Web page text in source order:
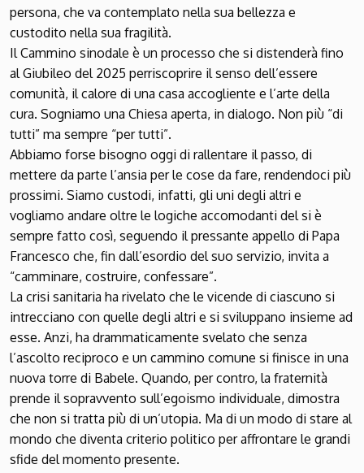
persona, che va contemplato nella sua bellezza e
custodito nella sua fragilità.
Il Cammino sinodale è un processo che si distenderà fino
al Giubileo del 2025 perriscoprire il senso dell’essere
comunità, il calore di una casa accogliente e l’arte della
cura. Sogniamo una Chiesa aperta, in dialogo. Non più “di
tutti” ma sempre “per tutti”.
Abbiamo forse bisogno oggi di rallentare il passo, di
mettere da parte l’ansia per le cose da fare, rendendoci più
prossimi. Siamo custodi, infatti, gli uni degli altri e
vogliamo andare oltre le logiche accomodanti del si è
sempre fatto così, seguendo il pressante appello di Papa
Francesco che, fin dall’esordio del suo servizio, invita a
“camminare, costruire, confessare”.
La crisi sanitaria ha rivelato che le vicende di ciascuno si
intrecciano con quelle degli altri e si sviluppano insieme ad
esse. Anzi, ha drammaticamente svelato che senza
l’ascolto reciproco e un cammino comune si finisce in una
nuova torre di Babele. Quando, per contro, la fraternità
prende il sopravvento sull’egoismo individuale, dimostra
che non si tratta più di un’utopia. Ma di un modo di stare al
mondo che diventa criterio politico per affrontare le grandi
sfide del momento presente.